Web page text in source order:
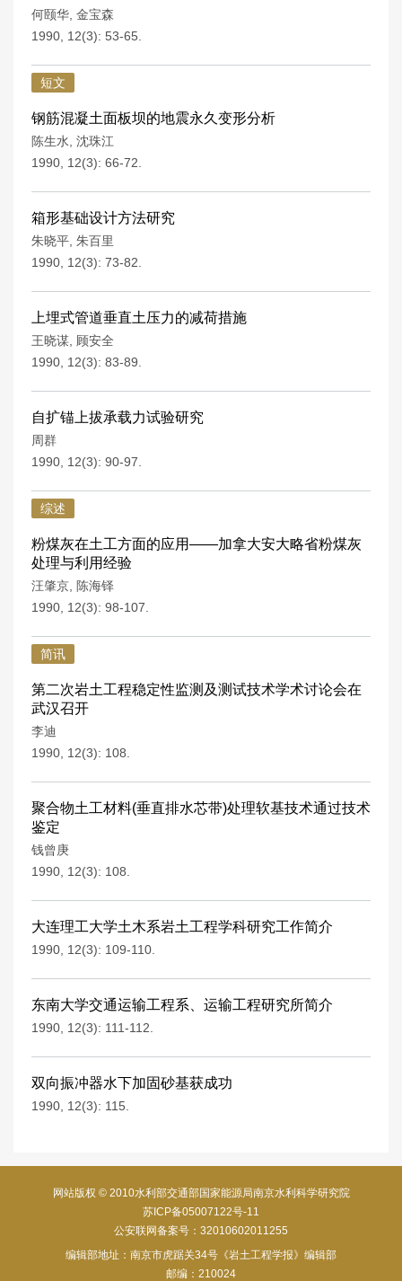
何颐华 金宝森
1990, 12(3): 53-65.
短文
钢筋混凝土面板坝的地震永久变形分析
陈生水 沈珠江
1990, 12(3): 66-72.
箱形基础设计方法研究
朱晓平 朱百里
1990, 12(3): 73-82.
上埋式管道垂直土压力的减荷措施
王晓谋
顾安全
1990, 12(3): 83-89.
自扩锚上拔承载力试验研究
周群
1990, 12(3): 90-97.
综述
粉煤灰在土工方面的应用——加拿大安大略省粉煤灰
处理与利用经验
汪肇京
陈海铎
1990, 12(3): 98-107.
简讯
第二次岩土工程稳定性监测及测试技术学术讨论会在
武汉召开
李迪
1990, 12(3): 108.
聚合物土工材料(垂直排水芯带)处理软基技术通过技术
鉴定
钱曾庚
1990, 12(3): 108.
大连理工大学土木系岩土工程学科研究工作简介
1990, 12(3): 109-110.
东南大学交通运输工程系、运输工程研究所简介
1990, 12(3): 111-112.
双向振冲器水下加固砂基获成功
1990, 12(3): 115.
网站版权 © 2010水利部交通部国家能源局南京水利科学研究院
苏ICP备05007122号-11
公安联网备案号：32010602011255
编辑部地址：南京市虎踞关34号《岩土工程学报》编辑部
邮编：210024